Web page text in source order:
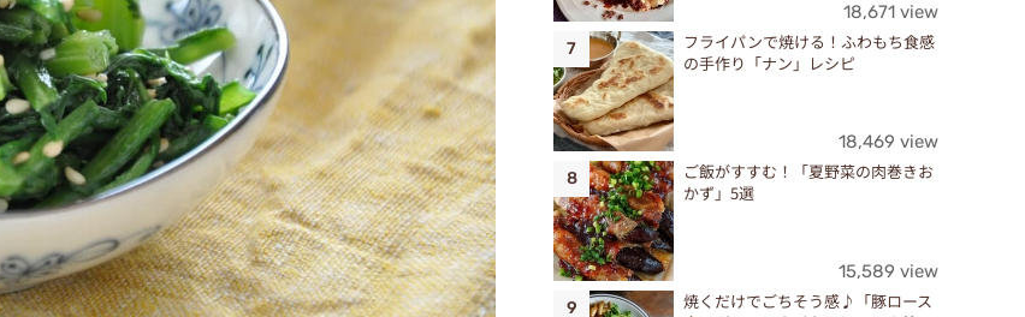
18,671 view
フライパンで焼ける！ふわもち食感
の手作り「ナン」レシピ
18,469 view
ご飯がすすむ！「夏野菜の肉巻きお
かず」5選
15,589 view
焼くだけでごちそう感♪「豚ロース